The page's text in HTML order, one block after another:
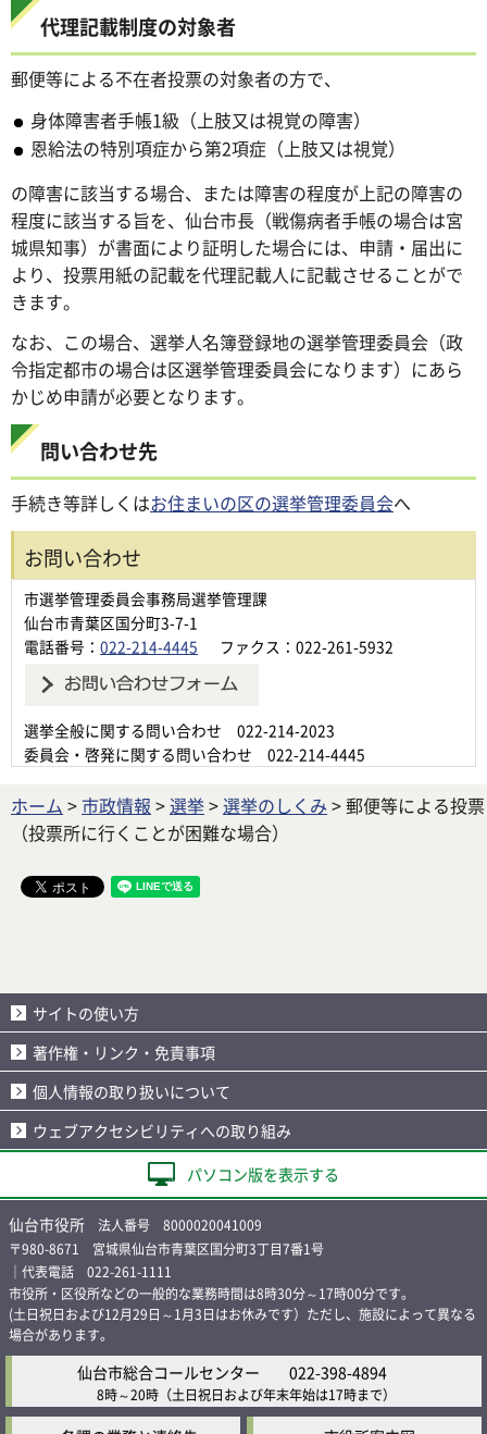
代理記載制度の対象者
郵便等による不在者投票の対象者の方で、
身体障害者手帳1級（上肢又は視覚の障害）
恩給法の特別項症から第2項症（上肢又は視覚）
の障害に該当する場合、または障害の程度が上記の障害の
程度に該当する旨を、仙台市長（戦傷病者手帳の場合は宮
城県知事）が書面により証明した場合には、申請・届出に
より、投票用紙の記載を代理記載人に記載させることがで
きます。
なお、この場合、選挙人名簿登録地の選挙管理委員会（政
令指定都市の場合は区選挙管理委員会になります）にあら
かじめ申請が必要となります。
問い合わせ先
手続き等詳しくはお住まいの区の選挙管理委員会へ
お問い合わせ
市選挙管理委員会事務局選挙管理課
仙台市青葉区国分町3-7-1
電話番号： 022-214-4445 ファクス：022-261-5932
選挙全般に関する問い合わせ 022-214-2023
委員会・啓発に関する問い合わせ 022-214-4445
ホーム >市政情報 >選挙>選挙のしくみ > 郵便等による投票
（投票所に行くことが困難な場合）
サイトの使い方
著作権・リンク・免責事項
個人情報の取り扱いについて
ウェブアクセシビリティへの取り組み
パソコン版を表示する
仙台市役所 法人番号 8000020041009
〒980-8671 宮城県仙台市青葉区国分町3丁目7番1号
｜代表電話 022-261-1111
市役所・区役所などの一般的な業務時間は8時30分～17時00分です。
(土日祝日および12月29日～1月3日はお休みです）ただし、施設によって異なる
場合があります。
仙台市総合コールセンター 022-398-4894
8時～20時 （土日祝日および年末年始は17時まで）